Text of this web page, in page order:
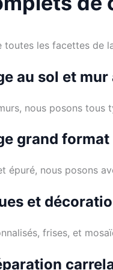
les facettes de
au sol et mur
murs, nous posons
grand format
épuré, nous posons
et
frises, et